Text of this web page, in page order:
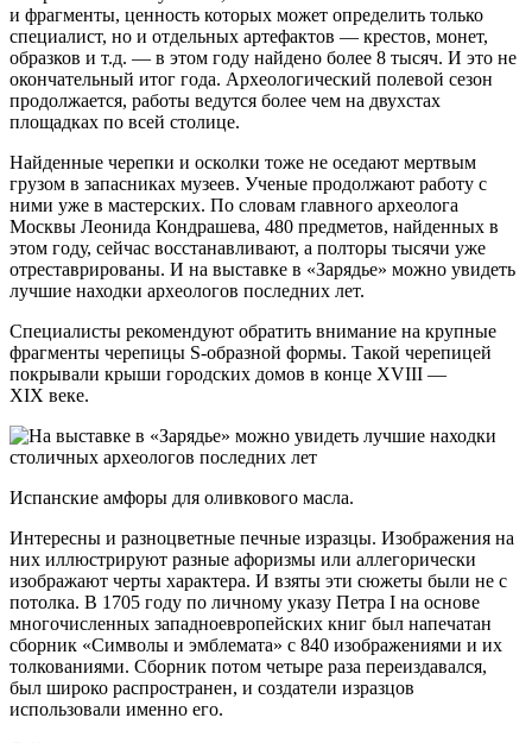
и фрагменты, ценность которых может определить только
специалист, но и отдельных артефактов — крестов, монет,
образков и т.д. — в этом году найдено более 8 тысяч. И это не
окончательный итог года. Археологический полевой сезон
продолжается, работы ведутся более чем на двухстах
площадках по всей столице.
Найденные черепки и осколки тоже не оседают мертвым
грузом в запасниках музеев. Ученые продолжают работу с
ними уже в мастерских. По словам главного археолога
Москвы Леонида Кондрашева, 480 предметов, найденных в
этом году, сейчас восстанавливают, а полторы тысячи уже
отреставрированы. И на выставке в «Зарядье» можно увидеть
лучшие находки археологов последних лет.
Специалисты рекомендуют обратить внимание на крупные
фрагменты черепицы S-образной формы. Такой черепицей
покрывали крыши городских домов в конце XVIII —
XIX веке.
Испанские амфоры для оливкового масла.
Интересны и разноцветные печные изразцы. Изображения на
них иллюстрируют разные афоризмы или аллегорически
изображают черты характера. И взяты эти сюжеты были не с
потолка. В 1705 году по личному указу Петра I на основе
многочисленных западноевропейских книг был напечатан
сборник «Символы и эмблемата» с 840 изображениями и их
толкованиями. Сборник потом четыре раза переиздавался,
был широко распространен, и создатели изразцов
использовали именно его.